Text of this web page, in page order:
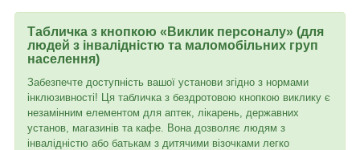
Табличка з кнопкою «Виклик персоналу» (для
людей з інвалідністю та маломобільних груп
населення)
Забезпечте доступність вашої установи згідно з нормами
інклюзивності! Ця табличка з бездротовою кнопкою виклику є
незамінним елементом для аптек, лікарень, державних
установ, магазинів та кафе. Вона дозволяє людям з
інвалідністю або батькам з дитячими візочками легко